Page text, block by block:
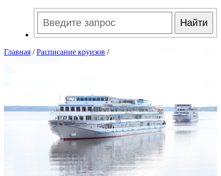
Главная /Расписание круизов /